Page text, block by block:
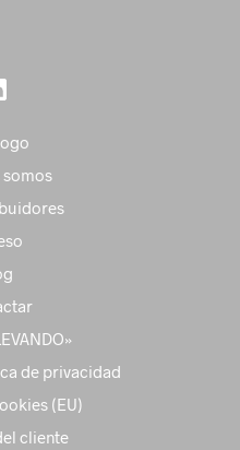
somos
de privacidad
(EU)
cliente